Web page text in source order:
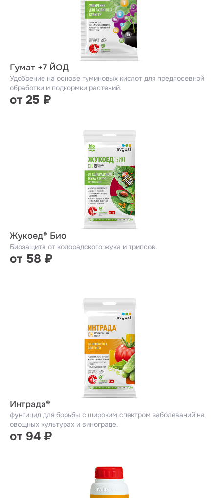
Гумат +7 ЙОД
Удобрение на основе гуминовых кислот для предпосевной
обработки и подкормки растений.
от 25 ₽
Жукоед® Био
Биозащита от колорадского жука и трипсов.
от 58 ₽
Интрада®
фунгицид для борьбы с широким спектром заболеваний на
овощных культурах и винограде.
от 94 ₽